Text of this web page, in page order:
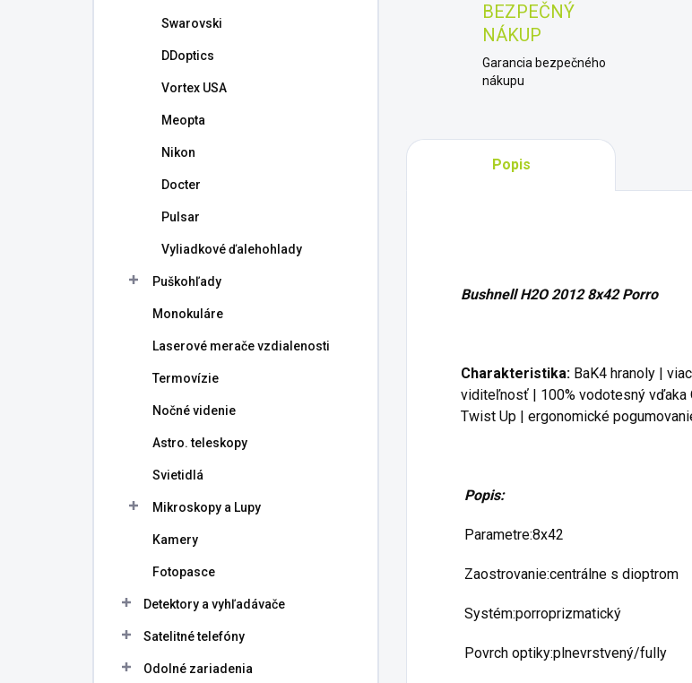
Swarovski
DDoptics
Vortex USA
Meopta
Nikon
Docter
Pulsar
Vyliadkové ďalehohlady
Puškohľady
Monokuláre
Laserové merače vzdialenosti
Termovízie
Nočné videnie
Astro. teleskopy
Svietidlá
Mikroskopy a Lupy
Kamery
Fotopasce
Detektory a vyhľadávače
Satelitné telefóny
Odolné zariadenia
BEZPEČNÝ
NÁKUP
Garancia bezpečného
nákupu
Popis
Bushnell H2O 2012 8x42 Porro
Charakteristika: BaK4 hranoly |
viditeľnosť | 100% vodotesný vďaka
Twist Up | ergonomické
Popis:
Parametre:8x42
Zaostrovanie:centrálne s dioptrom
Systém:porroprizmatický
Povrch optiky:plnevrstvený/fully